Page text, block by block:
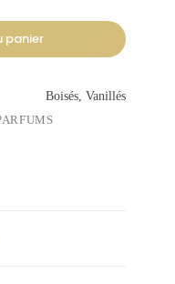
panier
Boisés, Vanillés